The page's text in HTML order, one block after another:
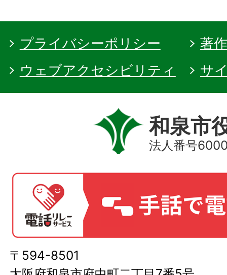
プライバシーポリシー
著
ウェブアクセシビリティ
サ
和泉市
法人番号
〒594-8501